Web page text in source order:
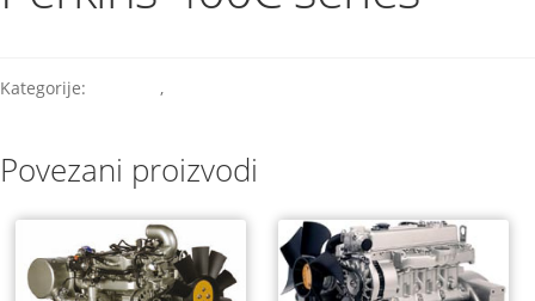
Kategorije: ,
Povezani proizvodi